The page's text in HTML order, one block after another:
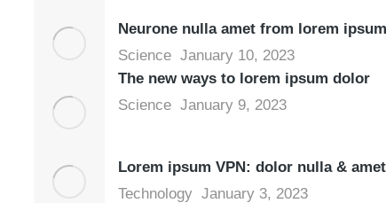
Neurone nulla amet from lorem ipsum
Science January 10, 2023
The new ways to lorem ipsum dolor
Science January 9, 2023
Lorem ipsum VPN: dolor nulla &
Technology January 3, 2023